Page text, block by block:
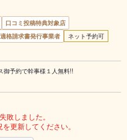
口コミ投稿特典対象店
適格請求書発行事業者
ネット予約可
御予約で幹事様１人無料!!
敗しました。
更新してください。